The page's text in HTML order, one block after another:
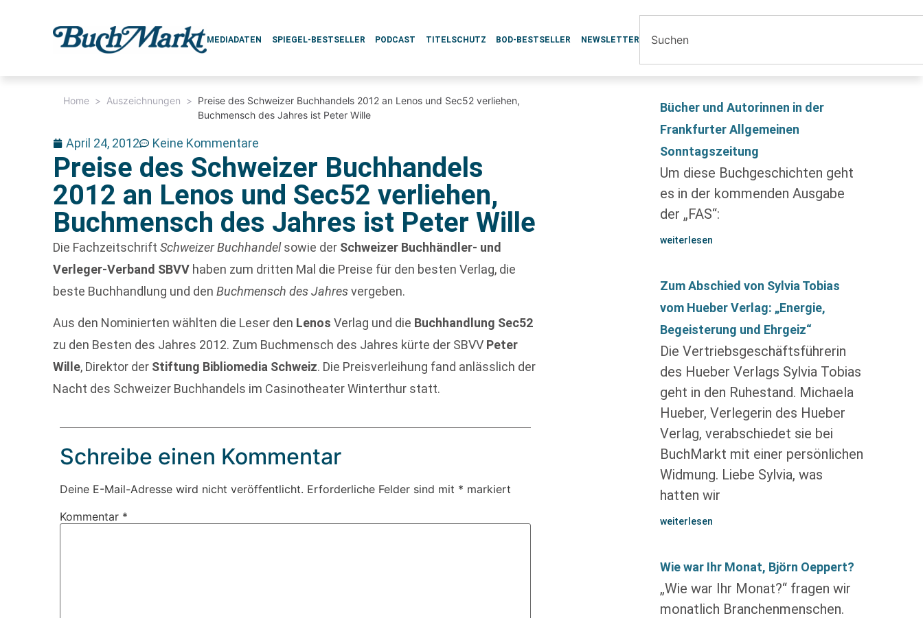
MEDIADATEN SPIEGEL-BESTSELLER PODCAST TITELSCHUTZ BOD-BESTSELLER NEWSLETTER
Home > Auszeichnungen > Preise des Schweizer Buchhandels 2012 an Lenos und Sec52 verliehen,
Buchmensch des Jahres ist Peter Wille
April 24, 2012 Keine Kommentare
Preise des Schweizer Buchhandels
2012 an Lenos und Sec52 verliehen,
Buchmensch des Jahres ist Peter Wille
Die FachzeitschriftSchweizer Buchhandelsowie der Schweizer Buchhändler- und
Verleger-Verband SBVV haben zum dritten Mal die Preise für den besten Verlag, die
beste Buchhandlung und denBuchmensch des Jahresvergeben.
Aus den Nominierten wählten die Leser den LenosVerlag und die Buchhandlung Sec52
zu den Besten des Jahres 2012. Zum Buchmensch des Jahres kürte der SBVV Peter
Wille, Direktor der Stiftung Bibliomedia Schweiz. Die Preisverleihung fand anlässlich der
Nacht des Schweizer Buchhandels im Casinotheater Winterthur statt.
Schreibe einen Kommentar
Deine E-Mail-Adresse wird nicht veröffentlicht. Erforderliche Felder sind mit * markiert
Kommentar *
Bücher und Autorinnen in der
Frankfurter Allgemeinen
Sonntagszeitung
Um diese Buchgeschichten geht
es in der kommenden Ausgabe
der „FAS“:
weiterlesen
Zum Abschied von Sylvia Tobias
vom Hueber Verlag: „Energie,
Begeisterung und Ehrgeiz“
Die Vertriebsgeschäftsführerin
des Hueber Verlags Sylvia Tobias
geht in den Ruhestand. Michaela
Hueber, Verlegerin des Hueber
Verlag, verabschiedet sie bei
BuchMarkt mit einer persönlichen
Widmung. Liebe Sylvia, was
hatten wir
weiterlesen
Wie war Ihr Monat, Björn Oeppert?
„Wie war Ihr Monat?“ fragen wir
monatlich Branchenmenschen.